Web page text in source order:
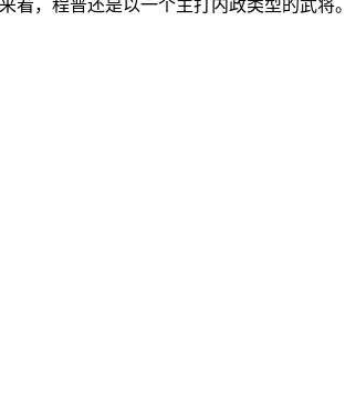
，程普还是以一个主打内政类型的武将。